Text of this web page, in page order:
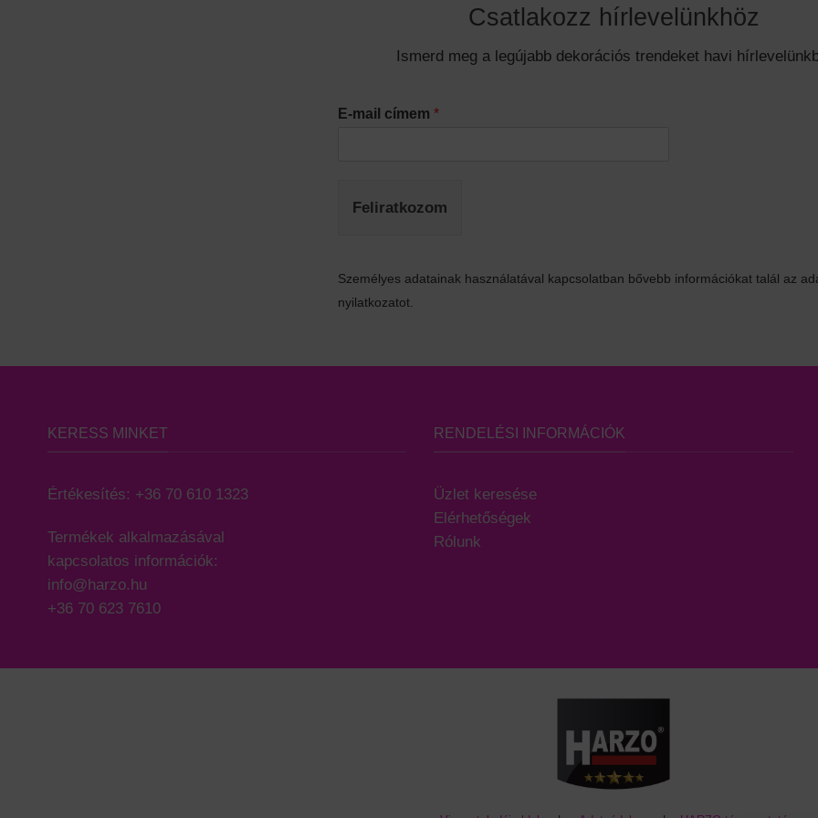
Csatlakozz hírlevelünkhöz
Ismerd meg a legújabb dekorációs trendeket havi
E-mail címem *
Feliratkozom
Személyes adatainak használatával kapcsolatban bővebb információkat talál az
nyilatkozatot.
KERESS MINKET
Értékesítés: +36 70 610 1323
Termékek alkalmazásával
kapcsolatos információk:
info@harzo.hu
+36 70 623 7610
RENDELÉSI INFORMÁCIÓK
Üzlet keresése
Elérhetőségek
Rólunk